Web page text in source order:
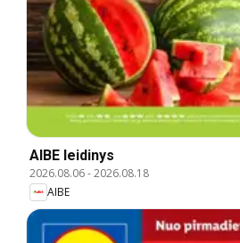
AIBE leidinys
2026.08.06-2026.08.18
AIBE